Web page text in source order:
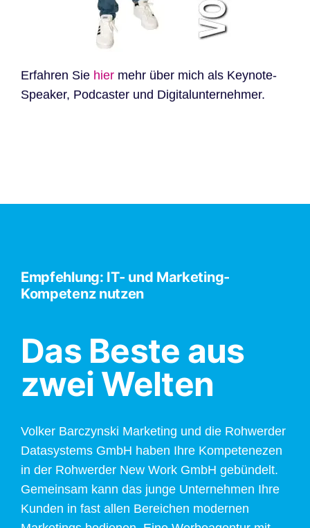
Erfahren Sie hiermehr über mich als Keynote-
Speaker, Podcaster und Digitalunternehmer.
Empfehlung: IT- und Marketing-
Kompetenz nutzen
Das Beste aus
zwei Welten
Volker Barczynski Marketing und die Rohwerder
Datasystems GmbH haben Ihre Kompetenezen
in der Rohwerder New Work GmbH gebündelt.
Gemeinsam kann das junge Unternehmen Ihre
Kunden in fast allen Bereichen modernen